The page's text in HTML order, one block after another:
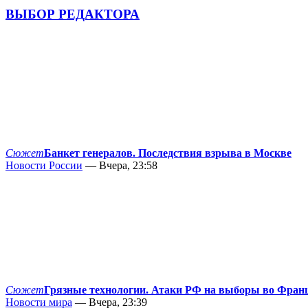
ВЫБОР РЕДАКТОРА
СюжетБанкет генералов. Последствия взрыва в Москве
Новости России — Вчера, 23:58
СюжетГрязные технологии. Атаки РФ на выборы во
Новости мира — Вчера, 23:39